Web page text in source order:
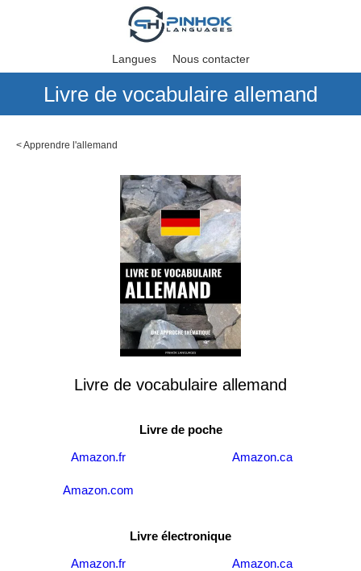
Langues Nous contacter
Livre de vocabulaire allemand
<Apprendre l'allemand
Livre de vocabulaire allemand
Livre de poche
Amazon.fr
Amazon.ca
Amazon.com
Livre électronique
Amazon.fr
Amazon.ca